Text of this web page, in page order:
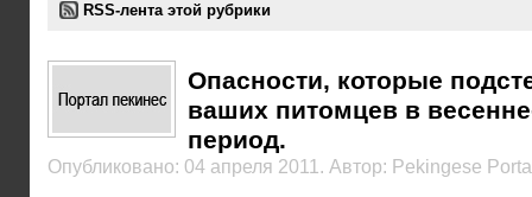
RSS-лента этой рубрики
Опасности, которые
ваших питомцев в
период.
Опубликовано: 04 апреля 2011. Автор: Pekingese